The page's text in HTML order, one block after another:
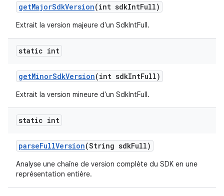
getMajorSdkVersion(int sdkIntFull)
Extrait la version majeure d'un SdkIntFull.
static int
getMinorSdkVersion(int sdkIntFull)
Extrait la version mineure d'un SdkIntFull.
static int
parseFullVersion(String sdkFull)
Analyse une chaîne de version complète du SDK en une
représentation entière.